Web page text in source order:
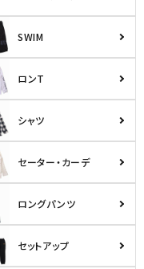
SWIM
ロンT
シャツ
セーター・カーデ
ロングパンツ
セットアップ